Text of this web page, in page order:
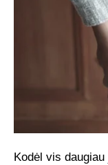
Kodėl vis